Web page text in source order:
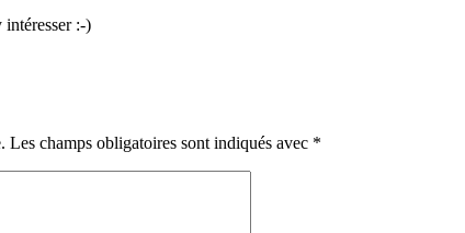
intéresser :-)
Les champs obligatoires sont indiqués avec *